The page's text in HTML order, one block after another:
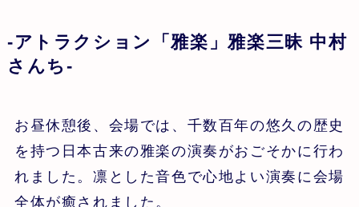
-アトラクション「雅楽」雅楽三昧 中村
さんち-
お昼休憩後、会場では、千数百年の悠久の歴史
を持つ日本古来の雅楽の演奏がおごそかに行わ
れました。凛とした音色で心地よい演奏に会場
全体が癒されました。